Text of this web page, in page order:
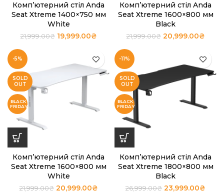
Комп’ютерний стіл Anda
Seat Xtreme 1400×750 мм
White
21,999.00₴ 19,999.00₴
Комп’ютерний стіл Anda
Seat Xtreme 1600×800 мм
Black
21,999.00₴ 20,999.00₴
-5%
SOLD
OUT
Комп’ютерний стіл Anda
Seat Xtreme 1600×800 мм
White
21,999.00₴ 20,999.00₴
-11%
SOLD
OUT
Комп’ютерний стіл Anda
Seat Xtreme 1800×800 мм
Black
26,999.00₴ 23,999.00₴